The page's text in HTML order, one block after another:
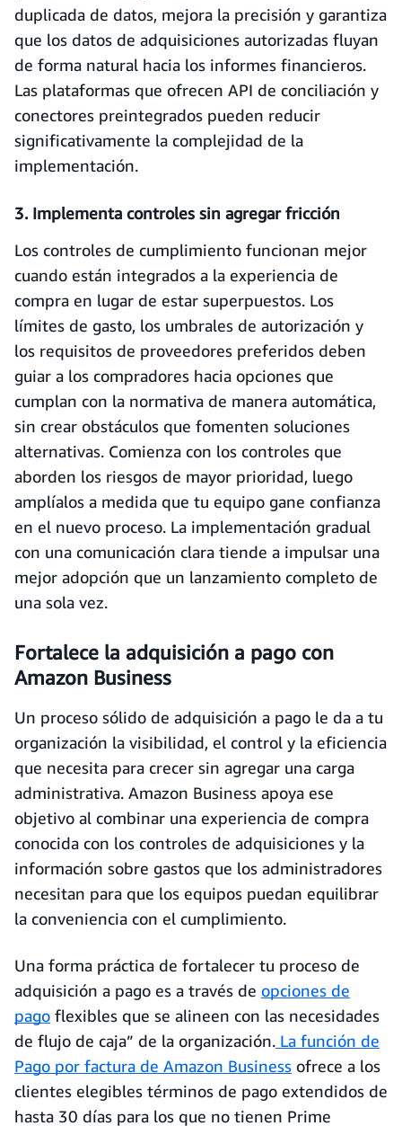
duplicada de datos, mejora la precisión y garantiza
que los datos de adquisiciones autorizadas fluyan
de forma natural hacia los informes financieros.
Las plataformas que ofrecen API de conciliación y
conectores preintegrados pueden reducir
significativamente la complejidad de la
implementación.
3. Implementa controles sin agregar fricción
Los controles de cumplimiento funcionan mejor
cuando están integrados a la experiencia de
compra en lugar de estar superpuestos. Los
límites de gasto, los umbrales de autorización y
los requisitos de proveedores preferidos deben
guiar a los compradores hacia opciones que
cumplan con la normativa de manera automática,
sin crear obstáculos que fomenten soluciones
alternativas. Comienza con los controles que
aborden los riesgos de mayor prioridad, luego
amplíalos a medida que tu equipo gane confianza
en el nuevo proceso. La implementación gradual
con una comunicación clara tiende a impulsar una
mejor adopción que un lanzamiento completo de
una sola vez.
Fortalece la adquisición a pago con
Amazon Business
Un proceso sólido de adquisición a pago le da a tu
organización la visibilidad, el control y la eficiencia
que necesita para crecer sin agregar una carga
administrativa. Amazon Business apoya ese
objetivo al combinar una experiencia de compra
conocida con los controles de adquisiciones y la
información sobre gastos que los administradores
necesitan para que los equipos puedan equilibrar
la conveniencia con el cumplimiento.
Una forma práctica de fortalecer tu proceso de
adquisición a pago es a través de opciones de
pago flexibles que se alineen con las necesidades
de flujo de caja” de la organización. La función de
Pago por factura de Amazon Business ofrece a los
clientes elegibles términos de pago extendidos de
hasta 30 días para los que no tienen Prime